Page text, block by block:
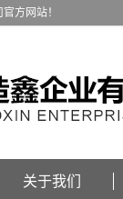
方网站！
关于我们